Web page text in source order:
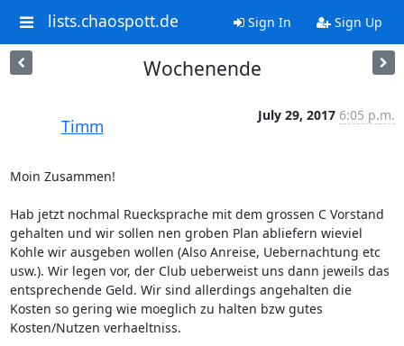
lists.chaospott.de Sign In Sign Up
Wochenende
Timm
July 29, 2017 6:05 p.m.
Moin Zusammen!
Hab jetzt nochmal Ruecksprache mit dem grossen C Vorstand
gehalten und wir sollen nen groben Plan abliefern wieviel
Kohle wir ausgeben wollen (Also Anreise, Uebernachtung etc
usw.). Wir legen vor, der Club ueberweist uns dann jeweils das
entsprechende Geld. Wir sind allerdings angehalten die
Kosten so gering wie moeglich zu halten bzw gutes
Kosten/Nutzen verhaeltniss.